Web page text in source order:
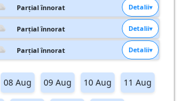
Parțial înnorat Detalii
Parțial înnorat Detalii
Parțial înnorat Detalii
08 Aug 09 Aug 10 Aug 11 Aug